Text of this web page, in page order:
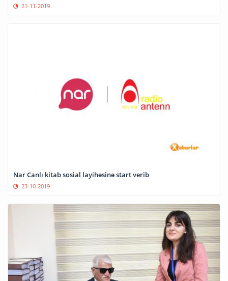
21-11-2019
Nar Canlı kitab sosial layihəsinə start verib
23-10-2019